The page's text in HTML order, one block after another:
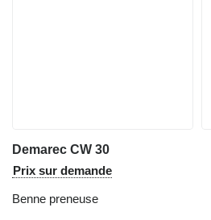
Demarec CW 30
Prix sur demande
Benne preneuse